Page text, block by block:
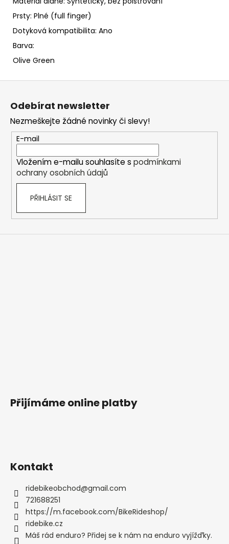
Prsty: Plné (full finger)
Dotyková kompatibilita: Ano
Barva:
Olive Green
Z
Odebírat newsletter
Nezmeškejte žádné novinky či slevy!
E-mail
Vložením e-mailu souhlasíte s podmínkami
ochrany osobních údajů
PŘIHLÁSIT SE
Přijímáme online platby
Kontakt
ridebikeobchod@gmail.com
721688251
https://m.facebook.com/BikeRideshop/
ridebike.cz
Máš rád enduro? Přidej se k nám na enduro vyjížďky.